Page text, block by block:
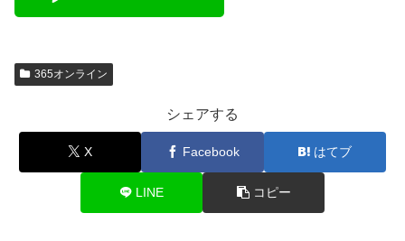
365オンライン
シェアする
X Facebook はてブ
LINE コピー